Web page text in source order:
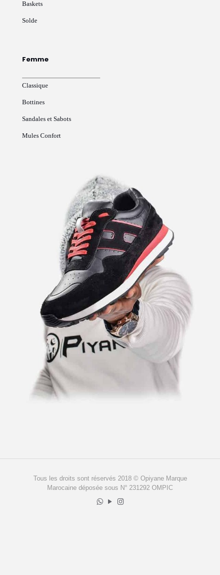
Baskets
Solde
Femme
Classique
Bottines
Sandales et Sabots
Mules Confort
Tous les droits sont réservés 2018 © Opiyane Marque
Marocaine déposée sous N° 231292 OMPIC